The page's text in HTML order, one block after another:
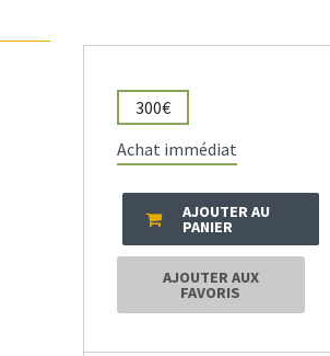
300€
Achat immédiat
AJOUTER AU
PANIER
AJOUTER AUX
FAVORIS